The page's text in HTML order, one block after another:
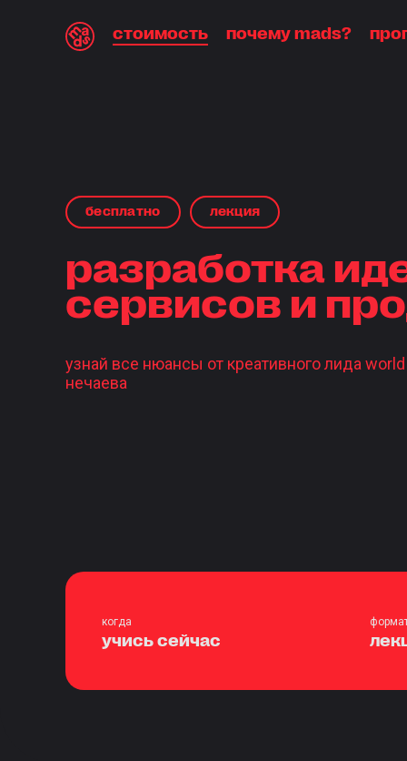
стоимость почему mads?
бесплaтнo лекция
разработка
сервисов и
узнай все нюансы от креативного лида
нечаева
когда
учись сейчас